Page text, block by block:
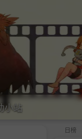
小站
日榜